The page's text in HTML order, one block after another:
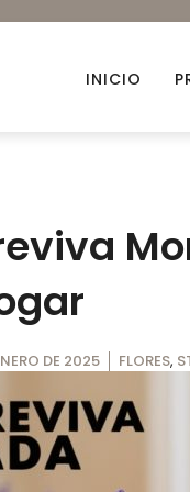
INICIO
orgánicos
para Velas
DE 2025 FLORES,